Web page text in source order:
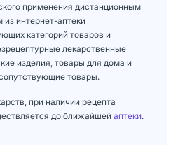
применения дистанционным
интернет-аптеки
категорий товаров и
лекарственные
изделия, товары для дома и
товары.
при наличии рецепта
до ближайшей аптеки.